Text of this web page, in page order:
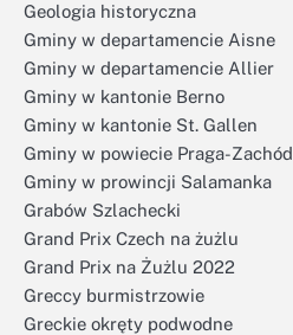
Geologia historyczna
Gminy w departamencie Aisne
Gminy w departamencie Allier
Gminy w kantonie Berno
Gminy w kantonie St. Gallen
Gminy w powiecie Praga-Zachód
Gminy w prowincji Salamanka
Grabów Szlachecki
Grand Prix Czech na żużlu
Grand Prix na Żużlu 2022
Greccy burmistrzowie
Greckie okręty podwodne